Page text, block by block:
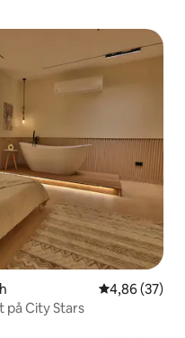
4,86 ud af 5 i
4,86 (37)
på City Stars